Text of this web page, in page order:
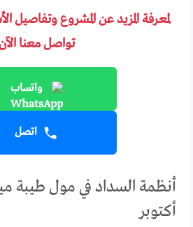
لمعرفة المزيد عن المشروع وتفاصيل
تواصل معنا
واتساب
اتصل
أنظمة السداد في مول طيبة
أكتوبر